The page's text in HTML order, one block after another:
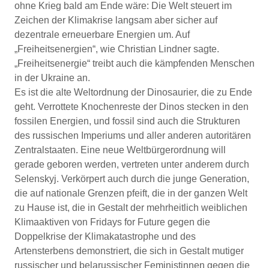
ohne Krieg bald am Ende wäre: Die Welt steuert im
Zeichen der Klimakrise langsam aber sicher auf
dezentrale erneuerbare Energien um. Auf
„Freiheitsenergien“, wie Christian Lindner sagte.
„Freiheitsenergie“ treibt auch die kämpfenden Menschen
in der Ukraine an.
Es ist die alte Weltordnung der Dinosaurier, die zu Ende
geht. Verrottete Knochenreste der Dinos stecken in den
fossilen Energien, und fossil sind auch die Strukturen
des russischen Imperiums und aller anderen autoritären
Zentralstaaten. Eine neue Weltbürgerordnung will
gerade geboren werden, vertreten unter anderem durch
Selenskyj. Verkörpert auch durch die junge Generation,
die auf nationale Grenzen pfeift, die in der ganzen Welt
zu Hause ist, die in Gestalt der mehrheitlich weiblichen
Klimaaktiven von Fridays for Future gegen die
Doppelkrise der Klimakatastrophe und des
Artensterbens demonstriert, die sich in Gestalt mutiger
russischer und belarussischer Feministinnen gegen die